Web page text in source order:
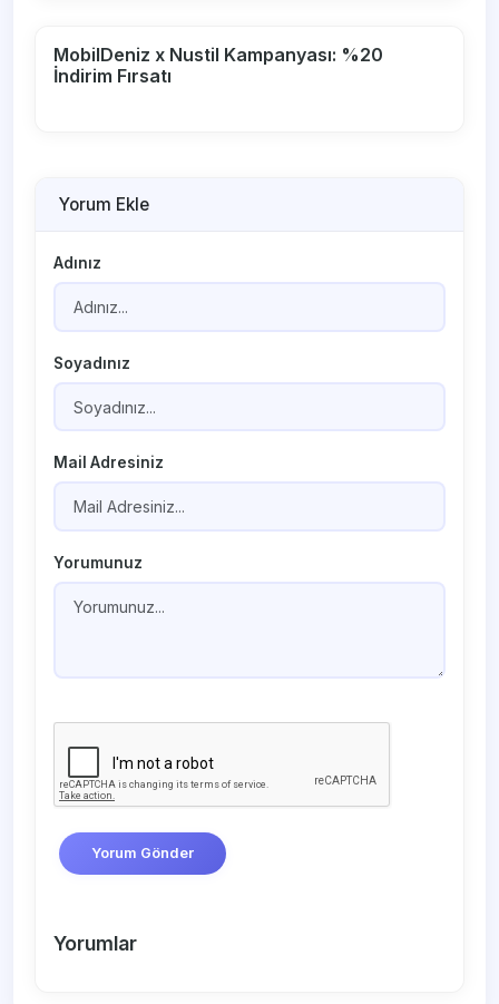
MobilDeniz x Nustil Kampanyası: %20
İndirim Fırsatı
Yorum Ekle
Adınız
Soyadınız
Mail Adresiniz
Yorumunuz
Yorum Gönder
Yorumlar